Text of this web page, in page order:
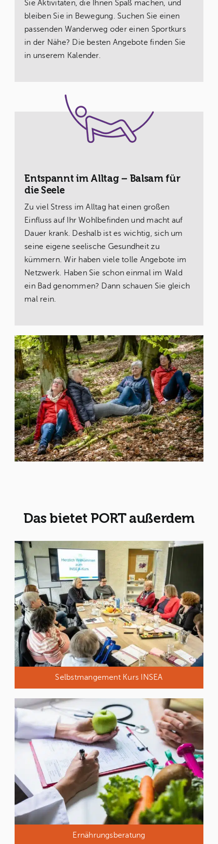
Sie Aktivitäten, die Ihnen Spaß machen, und
bleiben Sie in Bewegung. Suchen Sie einen
passenden Wanderweg oder einen Sportkurs
in der Nähe? Die besten Angebote finden Sie
in unserem Kalender.
Entspannt im Alltag – Balsam für
die Seele
Zu viel Stress im Alltag hat einen großen
Einfluss auf Ihr Wohlbefinden und macht auf
Dauer krank. Deshalb ist es wichtig, sich um
seine eigene seelische Gesundheit zu
kümmern. Wir haben viele tolle Angebote im
Netzwerk. Haben Sie schon einmal im Wald
ein Bad genommen? Dann schauen Sie gleich
mal rein.
Das bietet PORT außerdem
Selbstmangement Kurs INSEA
Ernährungsberatung